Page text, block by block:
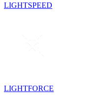
LIGHTSPEED
LIGHTFORCE